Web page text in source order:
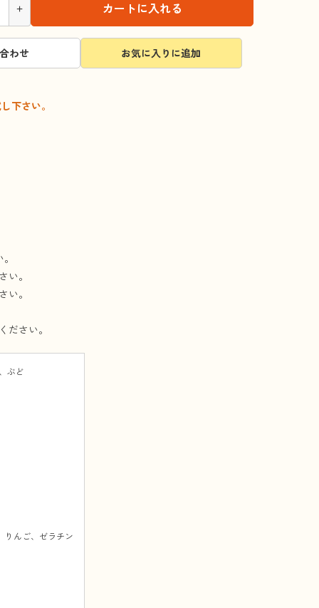
+ カートに入れる
わせ お気に入りに追加
下さい。
。
い。
さい。
ぶど
んご、ゼラチン